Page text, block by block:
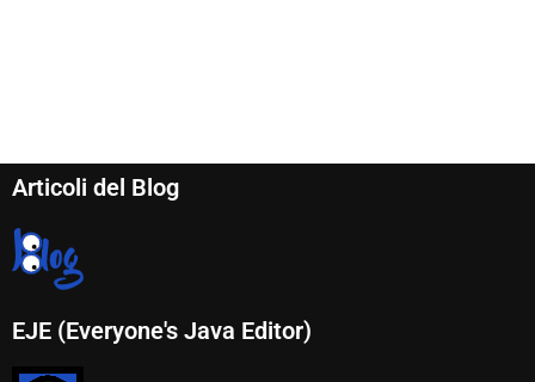
Articoli del Blog
EJE (Everyone's Java Editor)